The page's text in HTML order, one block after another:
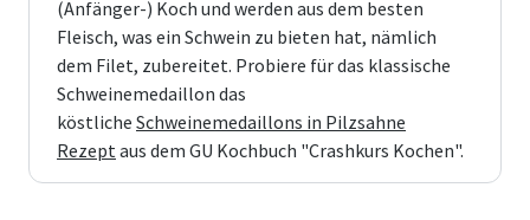
(Anfänger-) Koch und werden aus dem besten
Fleisch, was ein Schwein zu bieten hat, nämlich
dem Filet, zubereitet. Probiere für das klassische
Schweinemedaillon das
köstliche Schweinemedaillons in Pilzsahne
Rezeptaus dem GU Kochbuch "Crashkurs Kochen".